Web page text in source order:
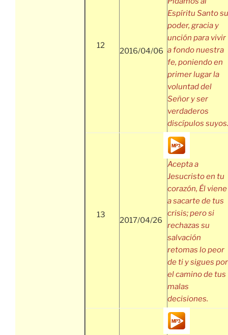
12
2016/04/06
Espíritu Santo su
poder, gracia y
unción para vivir
a fondo nuestra
fe, poniendo en
primer lugar la
voluntad del
Señor y ser
verdaderos
discípulos suyos.
13
2017/04/26
Acepta a
Jesucristo en tu
corazón, Él viene
a sacarte de tus
crisis; pero si
rechazas su
salvación
retomas lo peor
de ti y sigues por
el camino de tus
malas
decisiones.